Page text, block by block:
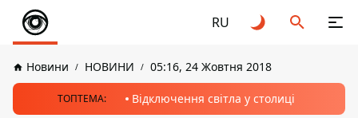
RU
Новини НОВИНИ 05:16, 24 Жовтня 2018
ТОПТЕМА: Відключення світла у столиці